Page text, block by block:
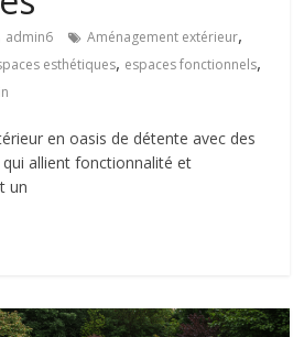
admin6 Aménagement extérieur,
esthétiques, espaces fonctionnels,
en oasis de détente avec des
qui allient fonctionnalité et
un